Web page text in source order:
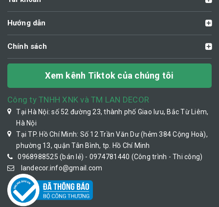
Hướng dẫn
Chính sách
Xem kênh Tiktok của chúng tôi
Công ty TNHH XNK và TM LAN DECOR
Tại Hà Nội: số 52 đường 23, thành phố Giao lưu, Bắc Từ Liêm,
Hà Nội
Tại TP. Hồ Chí Minh: Số 12 Trần Văn Dư (hẻm 384 Cộng Hoà),
phường 13, quận Tân Bình, tp. Hồ Chí Minh
0968988525 (bán lẻ) - 0974781440 (Công trình - Thi công)
landecor.info@gmail.com